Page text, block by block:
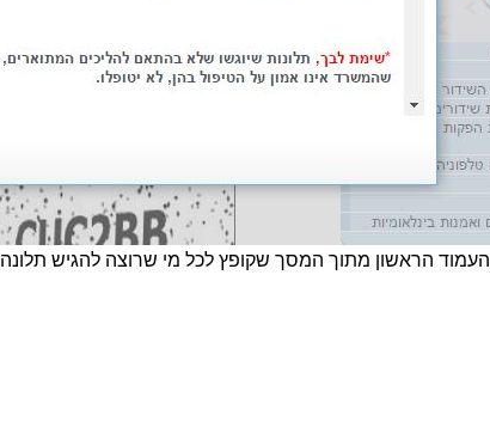
העמוד הראשון מתוך המסך שקופץ לכל מי שרוצה להגיש תלונה